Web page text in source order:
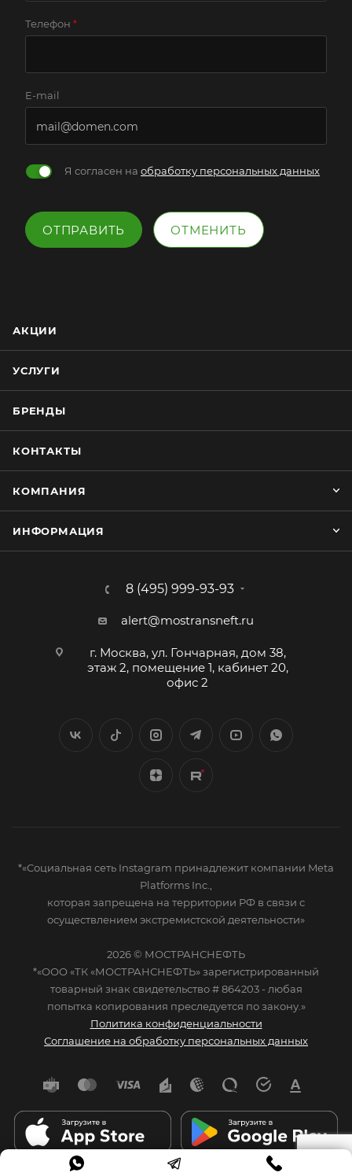
Телефон *
E-mail
Я согласен на обработку персональных данных
ОТПРАВИТЬ ОТМЕНИТЬ
АКЦИИ
УСЛУГИ
БРЕНДЫ
КОНТАКТЫ
КОМПАНИЯ
ИНФОРМАЦИЯ
8 (495) 999-93-93
alert@mostransneft.ru
г. Москва, ул. Гончарная, дом 38,
этаж 2, помещение 1, кабинет 20,
офис 2
*«Социальная сеть Instagram принадлежит компании Meta
Platforms Inc.,
которая запрещена на территории РФ в связи с
осуществлением экстремистской деятельности»
2026 © МОСТРАНСНЕФТЬ
*«ООО «ТК «МОСТРАНСНЕФТЬ» зарегистрированный
товарный знак свидетельство # 864203 - любая
попытка копирования преследуется по закону.»
Политика конфиденциальности
Соглашение на обработку персональных данных